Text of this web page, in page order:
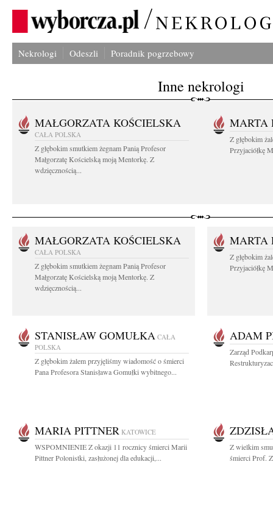
Nekrologi Odeszli Poradnik pogrzebowy
Inne nekrologi
MAŁGORZATA KOŚCIELSKA
CAŁA POLSKA
Z głębokim smutkiem żegnam Panią Profesor
Małgorzatę Kościelską moją Mentorkę. Z
wdzięcznością...
MARTA
Z głębokim
Przyjaciółkę
MAŁGORZATA KOŚCIELSKA
CAŁA POLSKA
Z głębokim smutkiem żegnam Panią Profesor
Małgorzatę Kościelską moją Mentorkę. Z
wdzięcznością...
MARTA
Z głębokim
Przyjaciółkę
STANISŁAW GOMUŁKA CAŁA
POLSKA
Z głębokim żalem przyjęliśmy wiadomość o śmierci
Pana Profesora Stanisława Gomułki wybitnego...
ADAM
Zarząd
MARIA PITTNER KATOWICE
WSPOMNIENIE Z okazji 11 rocznicy śmierci Marii
Pittner Polonistki, zasłużonej dla edukacji,...
Z wielkim
śmierci Prof.